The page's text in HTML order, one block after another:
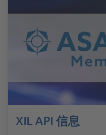
XIL API 信息